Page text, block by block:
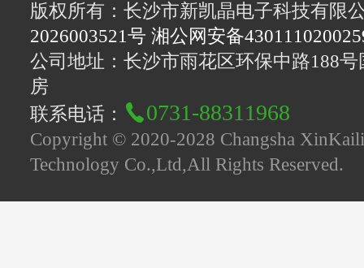
版权所有：长沙市新凯晶电子科技有限
2026003521号 湘公网安备
公司地址：长沙市雨花区环保中路188
房
联系电话：
0731-88311968
Copyright © 2020-2028 Changsha
Technology Co.,Ltd,All Rights Reserved.